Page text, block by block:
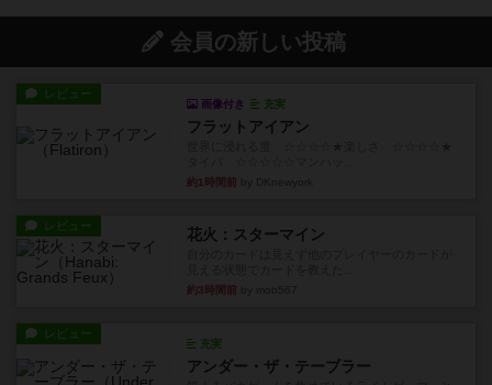
会員の新しい投稿
レビュー
画像付き 充実
フラットアイアン
約1時間前
レビュー 花火：スターマイン
約3時間前
レビュー
充実
アンダー・ザ・テーブラー